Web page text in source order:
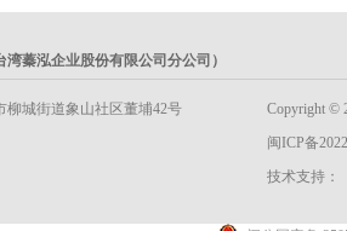
蓁泓企业股份有限公司分公司）
城街道象山社区董埔42号
Copyright ©
闽ICP备
技术支持：